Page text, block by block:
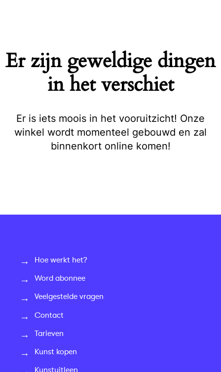
Er zijn geweldige dingen
in het verschiet
Er is iets moois in het vooruitzicht! Onze
winkel wordt momenteel gebouwd en zal
binnenkort online komen!
Hoe werkt het?
Word abonnee
Veelgestelde vragen
Contact
Tarieven
Kunst kopen
Kunstuitleen